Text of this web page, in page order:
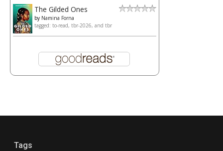
The Gilded Ones
by Namina Forna
tagged: to-read, tbr-2026, and tbr
Tags